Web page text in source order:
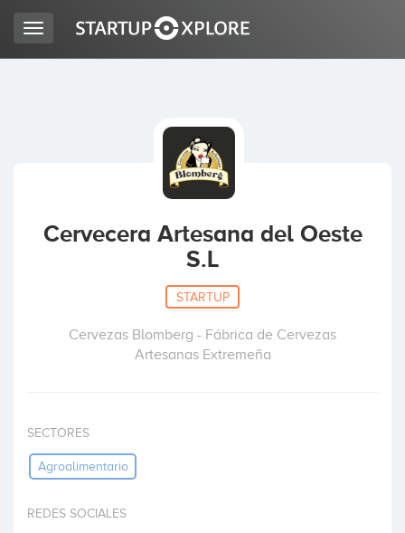
ACCESO
Toggle
navigation
Cervecera Artesana del Oeste
S.L
STARTUP
Cervezas Blomberg - Fábrica de Cervezas
Artesanas Extremeña
SECTORES
Agroalimentario
REDES SOCIALES